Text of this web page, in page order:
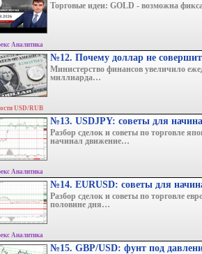
Торговые идеи: GOLD - возможна
Аналитика
№12. Почему доллар не
Министерство финансов увеличило
миллиарда…
USD/RUB
№13. USDJPY: советы для
Разбор сделок и советы по торговле
начинал движение…
Аналитика
№14. EURUSD: советы для
Разбор сделок и советы по торговле
половине дня…
Аналитика
№15. GBP/USD: фунт под